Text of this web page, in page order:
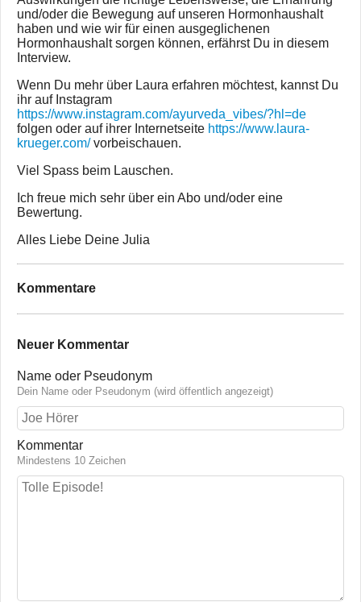
und/oder die Bewegung auf unseren Hormonhaushalt
haben und wie wir für einen ausgeglichenen
Hormonhaushalt sorgen können, erfährst Du in diesem
Interview.
Wenn Du mehr über Laura erfahren möchtest, kannst Du
ihr auf Instagram
https://www.instagram.com/ayurveda_vibes/?hl=de
folgen oder auf ihrer Internetseite https://www.laura-
krueger.com/vorbeischauen.
Viel Spass beim Lauschen.
Ich freue mich sehr über ein Abo und/oder eine
Bewertung.
Alles Liebe Deine Julia
Kommentare
Neuer Kommentar
Name oder Pseudonym
Dein Name oder Pseudonym (wird öffentlich angezeigt)
Kommentar
Mindestens 10 Zeichen